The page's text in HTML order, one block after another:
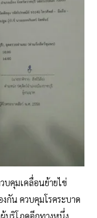
บคุมเคลื่อนย้ายไข่
กัน ควบคุมโรคระบาด